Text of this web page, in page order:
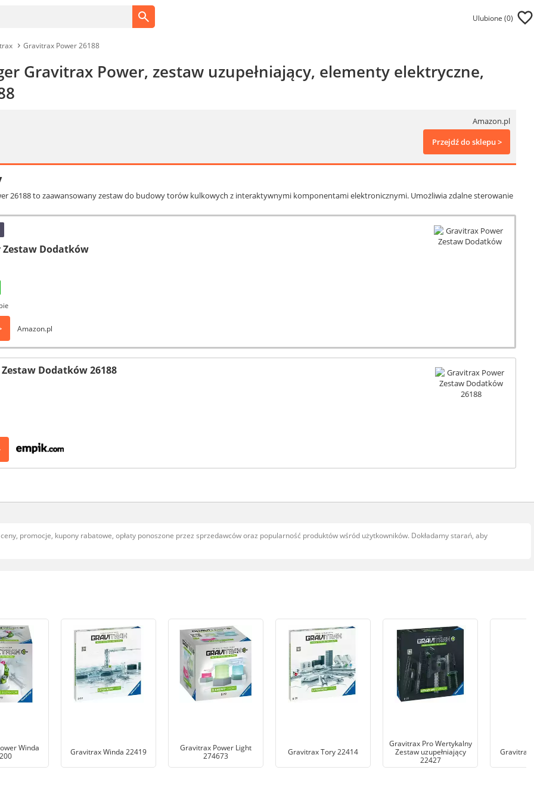
Ulubione (0)
Gravitrax Power 26188
Gravitrax Power, zestaw uzupełniający, elementy elektryczne,
Amazon.pl
Przejdź do sklepu >
26188 to zaawansowany zestaw do budowy torów kulkowych z interaktywnymi komponentami elektronicznymi. Umożliwia zdalne sterowanie
Dodatków
Amazon.pl
Dodatków 26188
promocje, kupony rabatowe, opłaty ponoszone przez sprzedawców oraz popularność produktów wśród użytkowników. Dokładamy starań, aby
Winda
Gravitrax Winda 22419
Gravitrax Power Light
274673
Gravitrax Tory 22414
Gravitrax Pro Wertykalny
Zestaw uzupełniający
22427
Gravitrax